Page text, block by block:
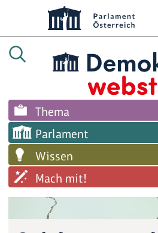
Thema
Parlament
Wissen
Mach mit!